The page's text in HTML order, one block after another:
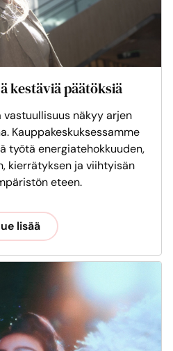
kestäviä päätöksiä
vastuullisuus näkyy arjen
Kauppakeskuksessamme
työtä energiatehokkuuden,
kierrätyksen ja viihtyisän
eteen.
lisää